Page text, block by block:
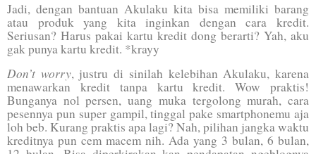
Jadi, dengan bantuan Akulaku kita bisa memiliki barang
atau produk yang kita inginkan dengan cara kredit.
Seriusan? Harus pakai kartu kredit dong berarti? Yah, aku
gak punya kartu kredit. *krayy
Don’t worry, justru di sinilah kelebihan Akulaku, karena
menawarkan kredit tanpa kartu kredit. Wow praktis!
Bunganya nol persen, uang muka tergolong murah, cara
pesennya pun super gampil, tinggal pake smartphonemu aja
loh beb. Kurang praktis apa lagi? Nah, pilihan jangka waktu
kreditnya pun cem macem nih. Ada yang 3 bulan, 6 bulan,